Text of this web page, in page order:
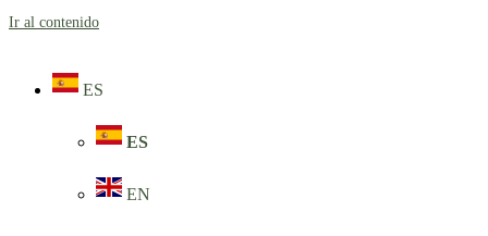
Ir al contenido
ES
ES
EN